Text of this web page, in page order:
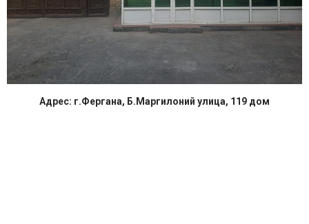
Адрес: г.Фергана, Б.Маргилоний улица, 119 дом